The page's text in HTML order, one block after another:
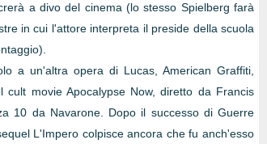
a divo del cinema (lo stesso Spielberg farà
in cui l'attore interpreta il preside della scuola
a un'altra opera di Lucas, American Graffiti,
movie Apocalypse Now, diretto da Francis
10 da Navarone. Dopo il successo di Guerre
L'Impero colpisce ancora che fu anch'esso